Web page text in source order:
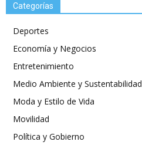
Categorías
Deportes
Economía y Negocios
Entretenimiento
Medio Ambiente y Sustentabilidad
Moda y Estilo de Vida
Movilidad
Política y Gobierno